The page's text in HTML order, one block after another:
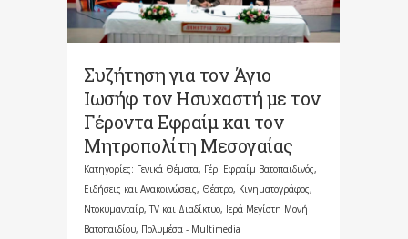
Συζήτηση για τον Άγιο
Ιωσήφ τον Ησυχαστή με τον
Γέροντα Εφραίμ και τον
Μητροπολίτη Μεσογαίας
Κατηγορίες: Γενικά Θέματα, Γέρ. Εφραίμ Βατοπαιδινός,
Ειδήσεις και Ανακοινώσεις, Θέατρο, Κινηματογράφος,
Ντοκυμανταίρ, TV και Διαδίκτυο, Ιερά Μεγίστη Μονή
Βατοπαιδίου, Πολυμέσα - Multimedia